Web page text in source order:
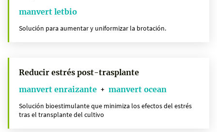
manvert letbio
Solución para aumentar y uniformizar la brotación.
Reducir estrés post-trasplante
manvert enraizante + manvert ocean
Solución bioestimulante que minimiza los efectos del estrés
tras el transplante del cultivo